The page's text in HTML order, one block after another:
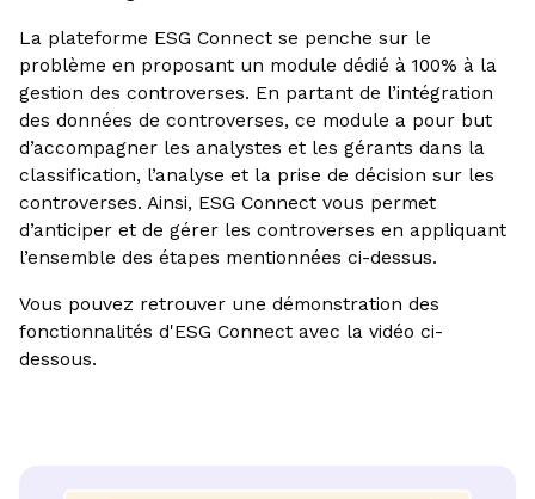
La plateforme ESG Connect se penche sur le
problème en proposant un module dédié à 100% à la
gestion des controverses. En partant de l’intégration
des données de controverses, ce module a pour but
d’accompagner les analystes et les gérants dans la
classification, l’analyse et la prise de décision sur les
controverses. Ainsi, ESG Connect vous permet
d’anticiper et de gérer les controverses en appliquant
l’ensemble des étapes mentionnées ci-dessus.
Vous pouvez retrouver une démonstration des
fonctionnalités d'ESG Connect avec la vidéo ci-
dessous.